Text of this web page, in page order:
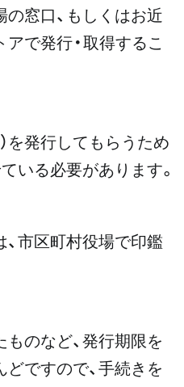
窓口、もしくはお近
で発行・取得するこ
を発行してもらうため
いる必要があります。
市区町村役場で印鑑
のなど、発行期限を
ですので、手続きを